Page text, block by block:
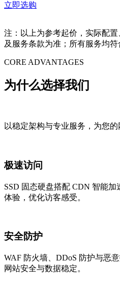
立即选购
注：以上为参考起价，实际配
及服务条款为准；所有服务均
CORE ADVANTAGES
为什么选择我们
以稳定架构与专业服务，为您的
极速访问
SSD 固态硬盘搭配 CDN 智能
体验，优化访客感受。
安全防护
WAF 防火墙、DDoS 防护与恶
网站安全与数据稳定。